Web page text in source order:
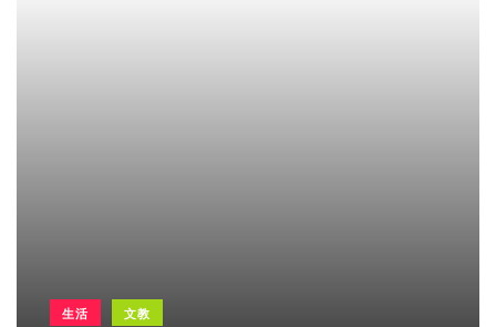
生活 文教